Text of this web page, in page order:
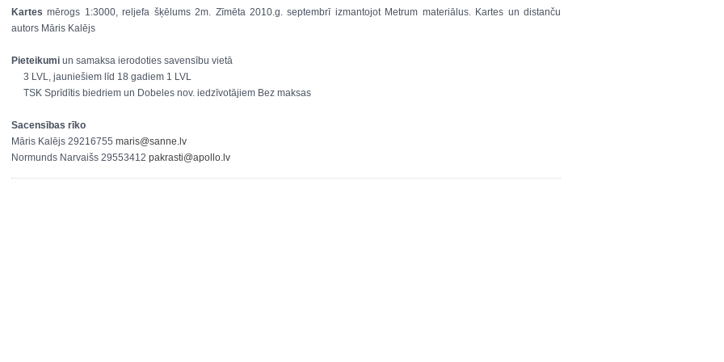
Kartes mērogs 1:3000, reljefa šķēlums 2m. Zīmēta 2010.g. septembrī izmantojot Metrum materiālus. Kartes un distanču
autors Māris Kalējs
Pieteikumi un samaksa ierodoties savensību vietā
3 LVL, jauniešiem līd 18 gadiem 1 LVL
TSK Sprīdītis biedriem un Dobeles nov. iedzīvotājiem Bez maksas
Sacensības rīko
Māris Kalējs 29216755 maris@sanne.lv
Normunds Narvaišs 29553412 pakrasti@apollo.lv